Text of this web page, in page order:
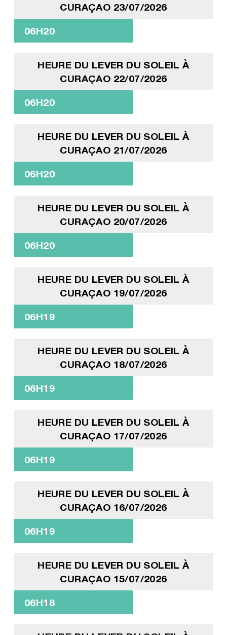
CURAÇAO 23/07/2026
06H20
HEURE DU LEVER DU SOLEIL À
CURAÇAO 22/07/2026
06H20
HEURE DU LEVER DU SOLEIL À
CURAÇAO 21/07/2026
06H20
HEURE DU LEVER DU SOLEIL À
CURAÇAO 20/07/2026
06H20
HEURE DU LEVER DU SOLEIL À
CURAÇAO 19/07/2026
06H19
HEURE DU LEVER DU SOLEIL À
CURAÇAO 18/07/2026
06H19
HEURE DU LEVER DU SOLEIL À
CURAÇAO 17/07/2026
06H19
HEURE DU LEVER DU SOLEIL À
CURAÇAO 16/07/2026
06H19
HEURE DU LEVER DU SOLEIL À
CURAÇAO 15/07/2026
06H18